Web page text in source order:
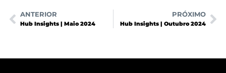
ANTERIOR
Hub Insights | Maio 2024
PRÓXIMO
Hub Insights | Outubro 2024